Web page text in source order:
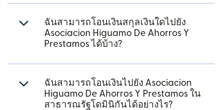
ฉันสามารถโอนเงินสกุลเงินใดไปยัง
Asociacion Higuamo De Ahorros Y
Prestamos ได้บ้าง?
ฉันสามารถโอนเงินไปยัง Asociacion
Higuamo De Ahorros Y Prestamos ใน
สาธารณรัฐโดมินิกันได้อย่างไร?